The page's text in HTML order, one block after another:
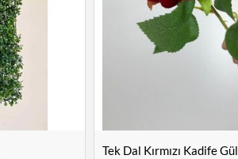
Tek Dal Kırmızı Kadife Gül